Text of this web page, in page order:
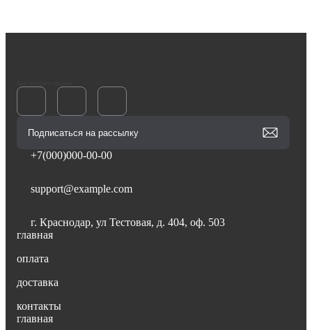
+7(000)000-00-00
support@example.com
г. Краснодар, ул Тестовая, д. 404, оф. 503
главная
оплата
доставка
контакты
главная